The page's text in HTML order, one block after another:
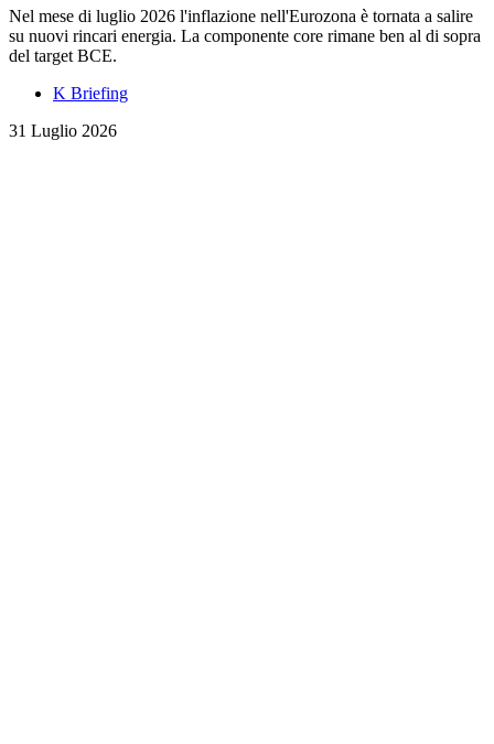
Nel mese di luglio 2026 l'inflazione nell'Eurozona è tornata a salire
su nuovi rincari energia. La componente core rimane ben al di sopra
del target BCE.
K Briefing
31 Luglio 2026